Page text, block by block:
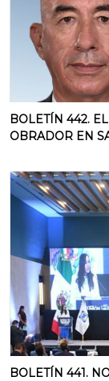
BOLETÍN 442.
OBRADOR EN
BOLETÍN 441.